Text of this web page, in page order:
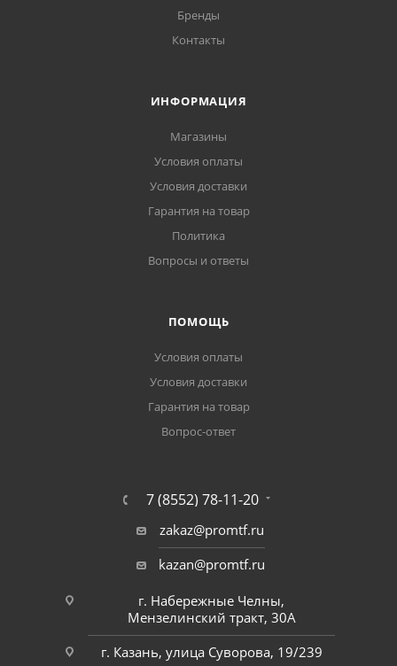
Бренды
Контакты
ИНФОРМАЦИЯ
Магазины
Условия оплаты
Условия доставки
Гарантия на товар
Политика
Вопросы и ответы
ПОМОЩЬ
Условия оплаты
Условия доставки
Гарантия на товар
Вопрос-ответ
7 (8552) 78-11-20
zakaz@promtf.ru
kazan@promtf.ru
г. Набережные Челны,
Мензелинский тракт, 30А
г. Казань, улица Суворова, 19/239